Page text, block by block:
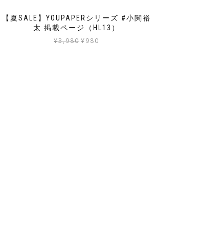
【夏SALE】YOUPAPERシリーズ #小関裕
太 掲載ページ（HL13）
¥3,980 元
¥980